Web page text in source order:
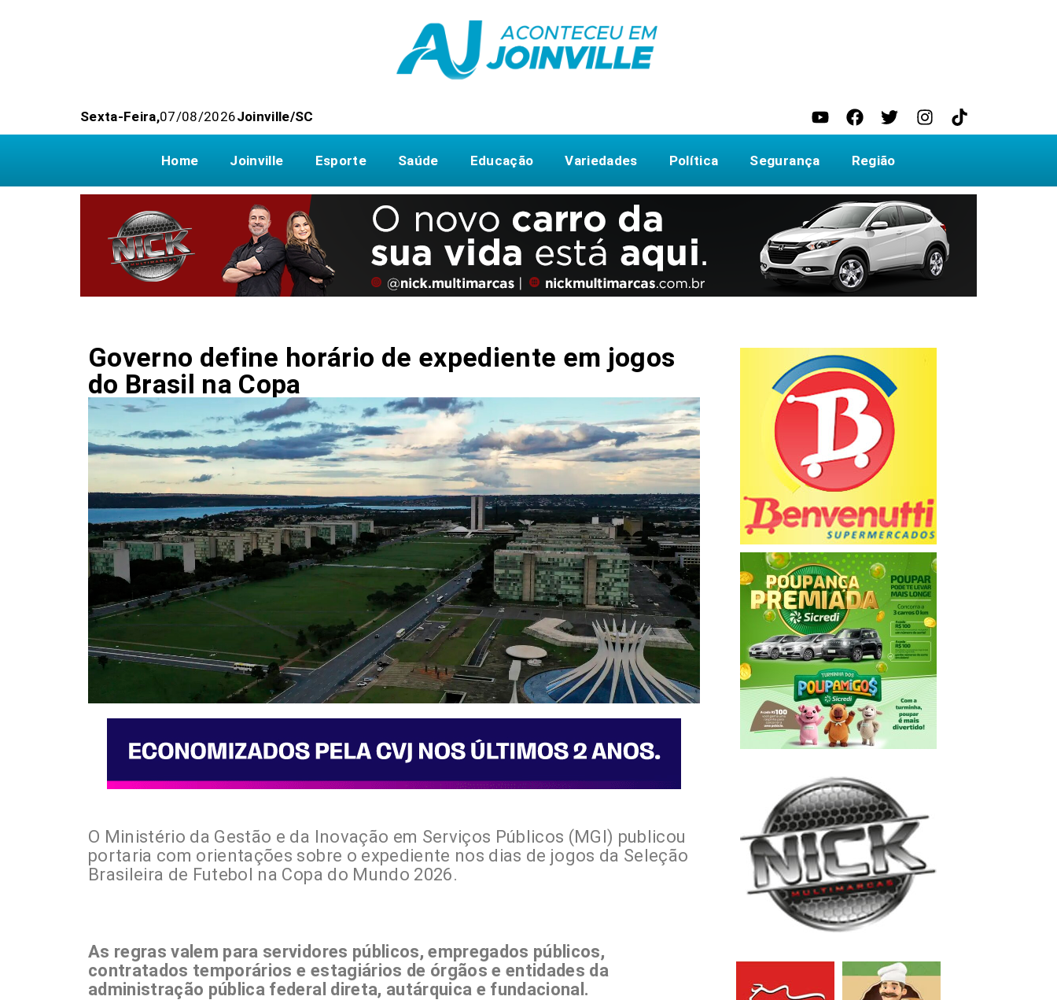
Sexta-Feira,07/08/2026Joinville/SC
Home Joinville Esporte Saúde Educação Variedades Política Segurança Região
Governo define horário de expediente em jogos
do Brasil na Copa
O Ministério da Gestão e da Inovação em Serviços Públicos (MGI) publicou
portaria com orientações sobre o expediente nos dias de jogos da Seleção
Brasileira de Futebol na Copa do Mundo 2026.
As regras valem para servidores públicos, empregados públicos,
contratados temporários e estagiários de órgãos e entidades da
administração pública federal direta, autárquica e fundacional.